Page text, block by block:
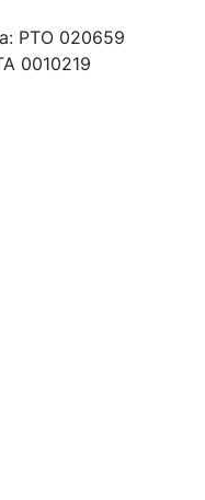
РТО 020659
0010219